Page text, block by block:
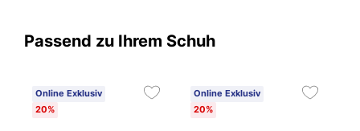
Passend zu Ihrem Schuh
Online Exklusiv
20%
Online Exklusiv
20%